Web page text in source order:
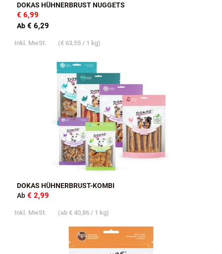
DOKAS HÜHNERBRUST NUGGETS
€ 6,99
Ab € 6,29
Inkl. MwSt. (€ 63,55 / 1 kg)
DOKAS HÜHNERBRUST-KOMBI
Ab € 2,99
Inkl. MwSt. (ab € 40,86 / 1 kg)